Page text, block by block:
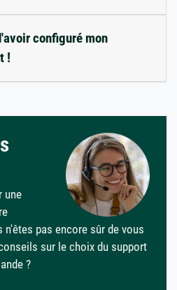
configuré mon
!
une
pas encore sûr de vous
sur le choix du support
?